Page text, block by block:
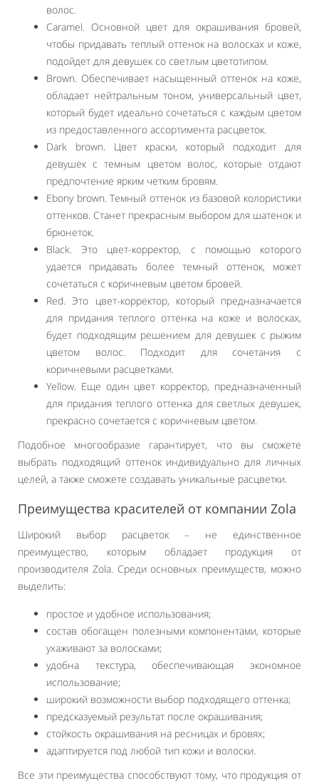
волос.
Caramel. Основной цвет для окрашивания бровей,
чтобы придавать теплый оттенок на волосках и коже,
подойдет для девушек со светлым цветотипом.
Brown. Обеспечивает насыщенный оттенок на коже,
обладает нейтральным тоном, универсальный цвет,
который будет идеально сочетаться с каждым цветом
из предоставленного ассортимента расцветок.
Dark brown. Цвет краски, который подходит для
девушек с темным цветом волос, которые отдают
предпочтение ярким четким бровям.
Ebony brown. Темный оттенок из базовой колористики
оттенков. Станет прекрасным выбором для шатенок и
брюнеток.
Black. Это цвет-корректор, с помощью которого
удается придавать более темный оттенок, может
сочетаться с коричневым цветом бровей.
Red. Это цвет-корректор, который предназначается
для придания теплого оттенка на коже и волосках,
будет подходящим решением для девушек с рыжим
цветом волос. Подходит для сочетания с
коричневыми расцветками.
Yellow. Еще один цвет корректор, предназначенный
для придания теплого оттенка для светлых девушек,
прекрасно сочетается с коричневым цветом.
Подобное многообразие гарантирует, что вы сможете
выбрать подходящий оттенок индивидуально для личных
целей, а также сможете создавать уникальные расцветки.
Преимущества красителей от компании Zola
Широкий выбор расцветок – не единственное
преимущество, которым обладает продукция от
производителя Zola. Среди основных преимуществ, можно
выделить:
простое и удобное использования;
состав обогащен полезными компонентами, которые
ухаживают за волосками;
удобна текстура, обеспечивающая экономное
использование;
широкий возможности выбор подходящего оттенка;
предсказуемый результат после окрашивания;
стойкость окрашивания на ресницах и бровях;
адаптируется под любой тип кожи и волоски.
Все эти преимущества способствуют тому, что продукция от